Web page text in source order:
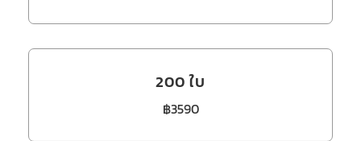
200 ใบ
฿3590